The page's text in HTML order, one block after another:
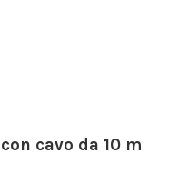
cavo da 10 m